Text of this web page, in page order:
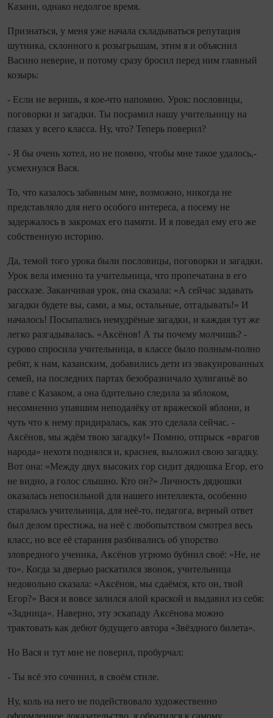
Казани, однако недолгое время.
Признаться, у меня уже начала складываться репутация
шутника, склонного к розыгрышам, этим я и объяснил
Васино неверие, и потому сразу бросил перед ним главный
козырь:
- Если не веришь, я кое-что напомню. Урок: пословицы,
поговорки и загадки. Ты посрамил нашу учительницу на
глазах у всего класса. Ну, что? Теперь поверил?
- Я бы очень хотел, но не помню, чтобы мне такое удалось,-
усмехнулся Вася.
То, что казалось забавным мне, возможно, никогда не
представляло для него особого интереса, а посему не
задержалось в закромах его памяти. И я поведал ему его же
собственную историю.
Да, темой того урока были пословицы, поговорки и загадки.
Урок вела именно та учительница, что пропечатана в его
рассказе. Заканчивая урок, она сказала: «А сейчас задавать
загадки будете вы, сами, а мы, остальные, отгадывать!» И
началось! Посыпались немудрёные загадки, и каждая тут же
легко разгадывалась. «Аксёнов! А ты почему молчишь? -
сурово спросила учительница, в классе было полным-полно
ребят, к нам, казанским, добавились дети из эвакуированных
семей, на последних партах безобразничало хулиганьё во
главе с Казаком, а она бдительно следила за яблоком,
несомненно упавшим неподалёку от вражеской яблони, и
чуть что к нему придиралась, как это сделала сейчас. -
Аксёнов, мы ждём твою загадку!» Помню, отпрыск «врагов
народа» нехотя поднялся и, краснея, выложил свою загадку.
Вот она: «Между двух высоких гор сидит дядюшка Егор, его
не видно, а голос слышно. Кто он?» Личность дядюшки
оказалась непосильной для нашего интеллекта, особенно
старалась учительница, для неё‑то, педагога, верный ответ
был делом престижа, на неё с любопытством смотрел весь
класс, но все её старания разбивались об упорство
зловредного ученика, Аксёнов угрюмо бубнил своё: «Не, не
то». Когда за дверью раскатился звонок, учительница
недовольно сказала: «Аксёнов, мы сдаёмся, кто он, твой
Егор?» Вася и вовсе залился алой краской и выдавил из себя:
«Задница». Наверно, эту эскападу Аксёнова можно
трактовать как дебют будущего автора «Звёздного билета».
Но Вася и тут мне не поверил, пробурчал:
- Ты всё это сочинил, в своём стиле.
Ну, коль на него не подействовало художественно
оформленное доказательство, я обратился к самому